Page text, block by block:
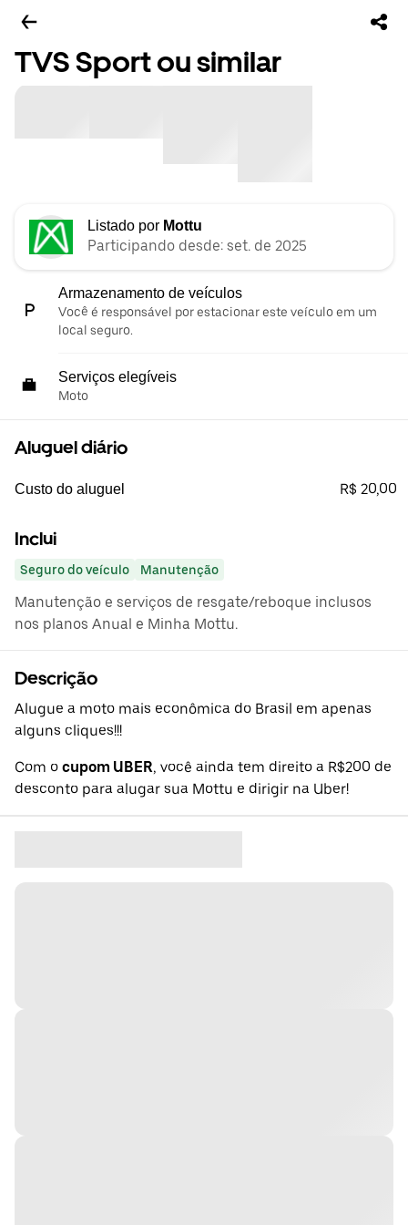
TVS Sport ou similar
Listado por Mottu
Participando desde: set. de 2025
Armazenamento de veículos
Você é responsável por estacionar este veículo em um
local seguro.
Serviços elegíveis
Moto
Aluguel diário
Custo do aluguel R$ 20,00
Inclui
Seguro do veículo Manutenção
Manutenção e serviços de resgate/reboque inclusos
nos planos Anual e Minha Mottu.
Descrição
Alugue a moto mais econômica do Brasil em apenas
alguns cliques!!!
Com o cupom UBER, você ainda tem direito a R$200 de
desconto para alugar sua Mottu e dirigir na Uber!